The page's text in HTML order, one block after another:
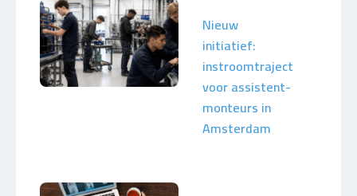
Nieuw
initiatief:
instroomtraject
voor assistent-
monteurs in
Amsterdam